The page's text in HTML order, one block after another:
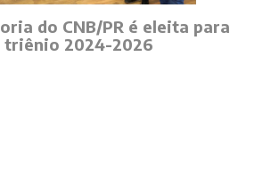
do CNB/PR é eleita para
triênio 2024-2026